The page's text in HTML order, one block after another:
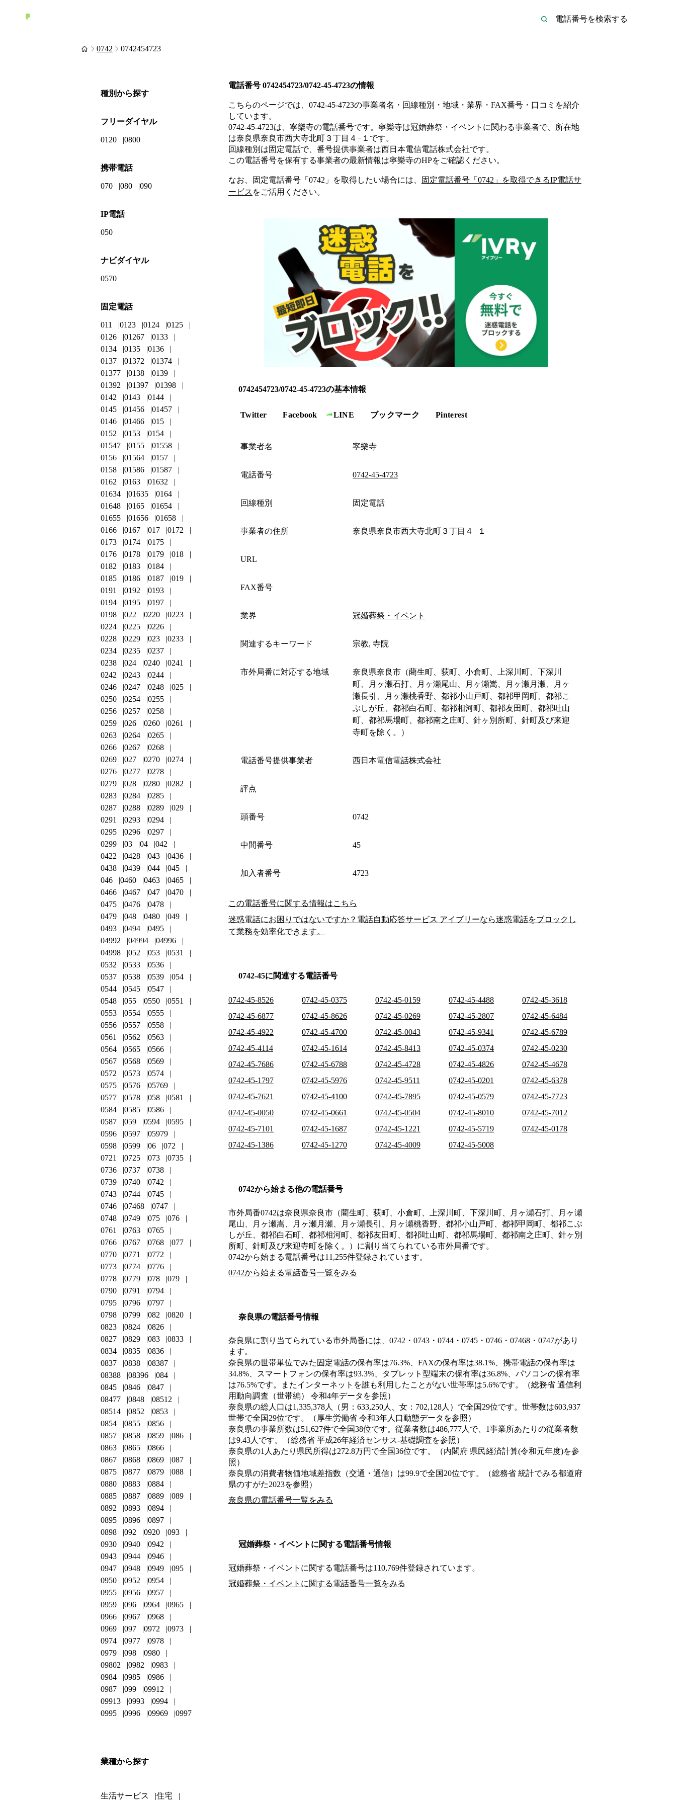
0742 0742454723
電話番号 0742454723/0742-45-4723の情報
こちらのページでは、 0742-45-4723の事業者名・回線種別・地域・業界・FAX番号・口コミを紹介
しています。
0742-45-4723は、 寧樂寺の電話番号です。 寧樂寺は冠婚葬祭・イベント に関わる事業者で、所在地
は奈良県奈良市西大寺北町３丁目４−１ です。
回線種別は固定電話で、番号提供事業者は西日本電信電話株式会社です。
この電話番号を保有する事業者の最新情報は寧樂寺のHPをご確認ください。
なお、固定電話番号「 0742 」を取得したい場合には、 固定電話番号「 0742 」を取得できるIP電話サ
ービス をご活用ください。
0742454723/0742-45-4723の基本情報
Twitter Facebook LINE ブックマーク Pinterest
事業者名 寧樂寺
電話番号 0742-45-4723
回線種別 固定電話
事業者の住所 奈良県奈良市西大寺北町３丁目４−１
URL
FAX番号
業界 冠婚葬祭・イベント
関連するキーワード 宗教, 寺院
市外局番に対応する地域
奈良県奈良市（藺生町、荻町、小倉町、上深川町、下深川
町、月ヶ瀬石打、月ヶ瀬尾山、月ヶ瀬嵩、月ヶ瀬月瀬、月ヶ
瀬長引、月ヶ瀬桃香野、都祁小山戸町、都祁甲岡町、都祁こ
ぶしが丘、都祁白石町、都祁相河町、都祁友田町、都祁吐山
町、都祁馬場町、都祁南之庄町、針ヶ別所町、針町及び来迎
寺町を除く。）
電話番号提供事業者 西日本電信電話株式会社
評点
頭番号 0742
中間番号 45
加入者番号 4723
この電話番号に関する情報はこちら
迷惑電話にお困りではないですか？電話自動応答サービス アイブリーなら迷惑電話をブロックし
て業務を効率化できます。
0742-45に関連する電話番号
0742-45-8526 0742-45-0375 0742-45-0159 0742-45-4488
0742-45-3618
0742-45-6877
0742-45-8626 0742-45-0269 0742-45-2807
0742-45-6484
0742-45-4922
0742-45-4700 0742-45-0043 0742-45-9341
0742-45-6789
0742-45-4114
0742-45-1614 0742-45-8413 0742-45-0374
0742-45-0230
0742-45-7686
0742-45-6788 0742-45-4728 0742-45-4826
0742-45-4678
0742-45-1797
0742-45-5976 0742-45-9511 0742-45-0201
0742-45-6378
0742-45-7621
0742-45-4100 0742-45-7895 0742-45-0579
0742-45-7723
0742-45-0050
0742-45-0661 0742-45-0504 0742-45-8010
0742-45-7012
0742-45-7101
0742-45-1687 0742-45-1221 0742-45-5719
0742-45-0178
0742-45-1386
0742-45-1270 0742-45-4009 0742-45-5008
0742から始まる他の電話番号
市外局番0742は奈良県奈良市（藺生町、荻町、小倉町、上深川町、下深川町、月ヶ瀬石打、月ヶ瀬
尾山、月ヶ瀬嵩、月ヶ瀬月瀬、月ヶ瀬長引、月ヶ瀬桃香野、都祁小山戸町、都祁甲岡町、都祁こぶ
しが丘、都祁白石町、都祁相河町、都祁友田町、都祁吐山町、都祁馬場町、都祁南之庄町、針ヶ別
所町、針町及び来迎寺町を除く。） に割り当てられている市外局番です。
0742から始まる電話番号は11,255件登録されています。
0742から始まる電話番号一覧をみる
奈良県の電話番号情報
奈良県に割り当てられている市外局番には、0742・0743・0744・0745・0746・07468・0747があり
ます。
奈良県の世帯単位でみた固定電話の保有率は76.3%、FAXの保有率は38.1%、携帯電話の保有率は
34.8%、スマートフォンの保有率は93.3%、タブレット型端末の保有率は36.8%、パソコンの保有率
は76.5%です。またインターネットを誰も利用したことがない世帯率は5.6%です。（総務省 通信利
用動向調査（世帯編） 令和4年データを参照）
奈良県の総人口は1,335,378人（男：633,250人、女：702,128人）で全国29位です。世帯数は603,937
世帯で全国29位です。（厚生労働省 令和3年人口動態データを参照）
奈良県の事業所数は51,627件で全国38位です。従業者数は486,777人で、1事業所あたりの従業者数
は9.43人です。（総務省 平成26年経済センサス‐基礎調査を参照）
奈良県の1人あたり県民所得は272.8万円で全国36位です。（内閣府 県民経済計算(令和元年度)を参
照）
奈良県の消費者物価地域差指数（交通・通信）は99.9で全国20位です。（総務省 統計でみる都道府
県のすがた2023を参照）
奈良県の電話番号一覧をみる
冠婚葬祭・イベントに関する電話番号情報
冠婚葬祭・イベントに関する電話番号は110,769件登録されています。
冠婚葬祭・イベントに関する電話番号一覧をみる
種別から探す
フリーダイヤル
0120 0800
携帯電話
070 080 090
IP電話
050
ナビダイヤル
0570
固定電話
011 0123 0124
0125
0126
01267
0133
0134
0135
0136
0137
01372
01374
01377
0138
0139
01392
01397
01398
0142
0143
0144
0145
01456
01457
0146
01466
015
0152
0153
0154
01547
0155
01558
0156
01564
0157
0158
01586
01587
0162
0163
01632
01634
01635
0164
01648
0165
01654
01655
01656
01658
0166
0167 017
0172
0173
0174
0175
0176
0178 0179
018
0182
0183
0184
0185
0186 0187
019
0191
0192
0193
0194
0195
0197
0198
022 0220
0223
0224
0225
0226
0228
0229 023
0233
0234
0235
0237
0238
024 0240
0241
0242
0243
0244
0246
0247 0248
025
0250
0254
0255
0256
0257
0258
0259
026 0260
0261
0263
0264
0265
0266
0267
0268
0269
027 0270
0274
0276
0277
0278
0279
028 0280
0282
0283
0284
0285
0287
0288 0289
029
0291
0293
0294
0295
0296
0297
0299
03 04
042
0422
0428 043
0436
0438
0439 044
045
046
0460 0463
0465
0466
0467 047
0470
0475
0476
0478
0479
048 0480
049
0493
0494
0495
04992
04994
04996
04998
052 053
0531
0532
0533
0536
0537
0538 0539
054
0544
0545
0547
0548
055 0550
0551
0553
0554
0555
0556
0557
0558
0561
0562
0563
0564
0565
0566
0567
0568
0569
0572
0573
0574
0575
0576
05769
0577
0578 058
0581
0584
0585
0586
0587
059 0594
0595
0596
0597
05979
0598
0599 06
072
0721
0725 073
0735
0736
0737
0738
0739
0740
0742
0743
0744
0745
0746
07468
0747
0748
0749 075
076
0761
0763
0765
0766
0767 0768
077
0770
0771
0772
0773
0774
0776
0778
0779 078
079
0790
0791
0794
0795
0796
0797
0798
0799 082
0820
0823
0824
0826
0827
0829 083
0833
0834
0835
0836
0837
0838
08387
08388
08396
084
0845
0846
0847
08477
0848
08512
08514
0852
0853
0854
0855
0856
0857
0858 0859
086
0863
0865
0866
0867
0868 0869
087
0875
0877 0879
088
0880
0883
0884
0885
0887 0889
089
0892
0893
0894
0895
0896
0897
0898
092 0920
093
0930
0940
0942
0943
0944
0946
0947
0948 0949
095
0950
0952
0954
0955
0956
0957
0959
096 0964
0965
0966
0967
0968
0969
097 0972
0973
0974
0977
0978
0979
098
0980
09802
0982
0983
0984
0985
0986
0987
099
09912
09913
0993
0994
0995
0996 09969 0997
業種から探す
生活サービス 住宅